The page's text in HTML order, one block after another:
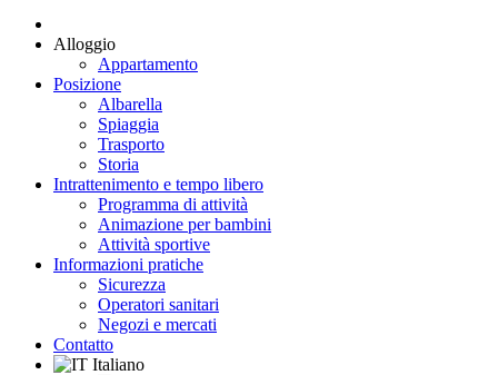
Alloggio
Appartamento
Posizione
Albarella
Spiaggia
Trasporto
Storia
Intrattenimento e tempo libero
Programma di attività
Animazione per bambini
Attività sportive
Informazioni pratiche
Sicurezza
Operatori sanitari
Negozi e mercati
Contatto
Italiano